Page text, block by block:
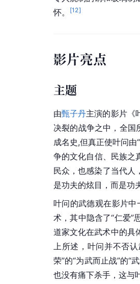
怀。
[12]
影片亮点
主题
由甄子丹主演的影片《
决裂的战争之中，全国
成名史,但真正使叶问由
争的文化自信、民族之
民众，也感染了当代人
是功夫的炫目，而是功
叶问的武德观在影片
术，其中隐含了“仁爱”
道家文化在武术中的具
上所述，叶问并不否
荣”的“为武而止战”的“
也没有痛下杀手，这与